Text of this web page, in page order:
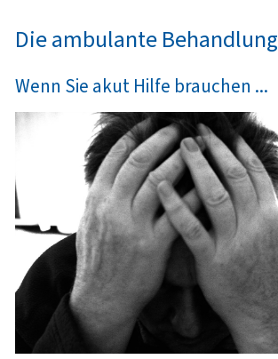
Die ambulante Behandlung
Wenn Sie akut Hilfe brauchen ...